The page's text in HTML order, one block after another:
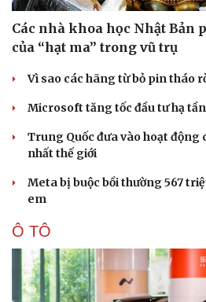
Sức khỏe
Dinh dưỡng - món ngon
Sản phụ khoa
Nam khoa
Làm đẹp - giảm cân
Phòng mạch online
Ăn sạch sống khỏe
Các nhà khoa học Nhật Bản
của “hạt ma” trong vũ trụ
Vì sao các hãng từ bỏ pin tháo
Microsoft tăng tốc đầu tư hạ
Trung Quốc đưa vào hoạt động
nhất thế giới
Meta bị buộc bồi thường 567
em
Ô TÔ